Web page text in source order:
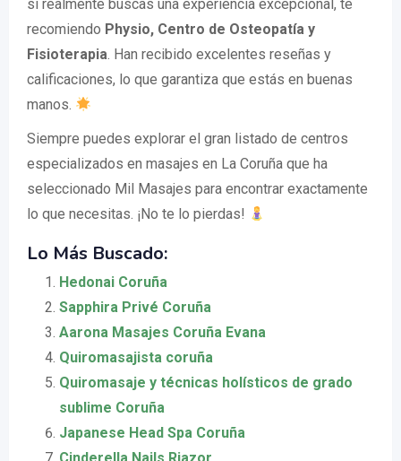
si realmente buscas una experiencia excepcional, te
recomiendo Physio, Centro de Osteopatía y
Fisioterapia. Han recibido excelentes reseñas y
calificaciones, lo que garantiza que estás en buenas
manos.
Siempre puedes explorar el gran listado de centros
especializados en masajes en La Coruña que ha
seleccionado Mil Masajes para encontrar exactamente
lo que necesitas. ¡No te lo pierdas!
Lo Más Buscado:
Hedonai Coruña
Sapphira Privé Coruña
Aarona Masajes Coruña Evana
Quiromasajista coruña
Quiromasaje y técnicas holísticos de grado
sublime Coruña
Japanese Head Spa Coruña